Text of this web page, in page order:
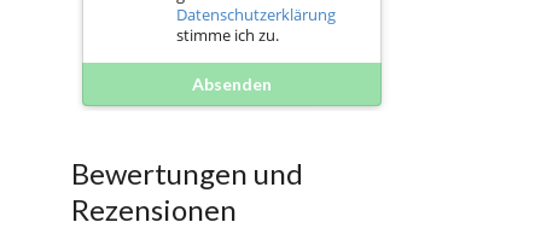
Datenschutzerklärung
stimme ich zu.
Absenden
Bewertungen und
Rezensionen